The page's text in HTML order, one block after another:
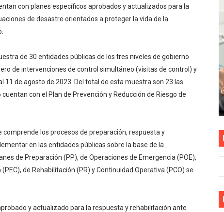
PATRIAS APROVECHA LAS FACILIDADES DE PAGO PARA
de todos: El 77% de peruanos reconoce
alcanzaron la calificación de Buenas Prácticas en
con planes específicos aprobados y actualizados para la
de desastre orientados a proteger la vida de la
de 30 entidades públicas de los tres niveles de gobierno
de intervenciones de control simultáneo (visitas de control) y
11 de agosto de 2023. Del total de esta muestra son 23 las
con el Plan de Prevención y Reducción de Riesgo de
los procesos de preparación, respuesta y
en las entidades públicas sobre la base de la
de Preparación (PP), de Operaciones de Emergencia (POE),
de Rehabilitación (PR) y Continuidad Operativa (PCO) se
y actualizado para la respuesta y rehabilitación ante